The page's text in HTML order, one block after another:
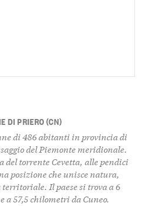
DI PRIERO (CN)
di 486 abitanti in provincia di
del Piemonte meridionale.
del torrente Cevetta, alle pendici
posizione che unisce natura,
Il paese si trova a 6
a 57,5 chilometri da Cuneo.